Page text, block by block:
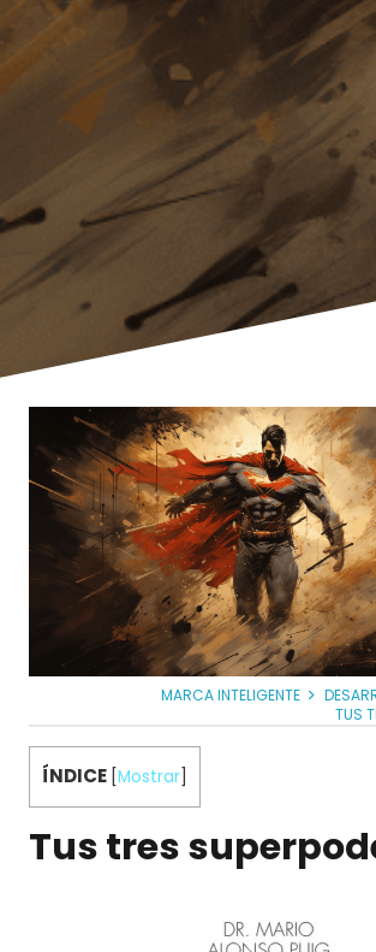
MARCA INTELIGENTE
TUS
ÍNDICE Mostrar
Tus tres